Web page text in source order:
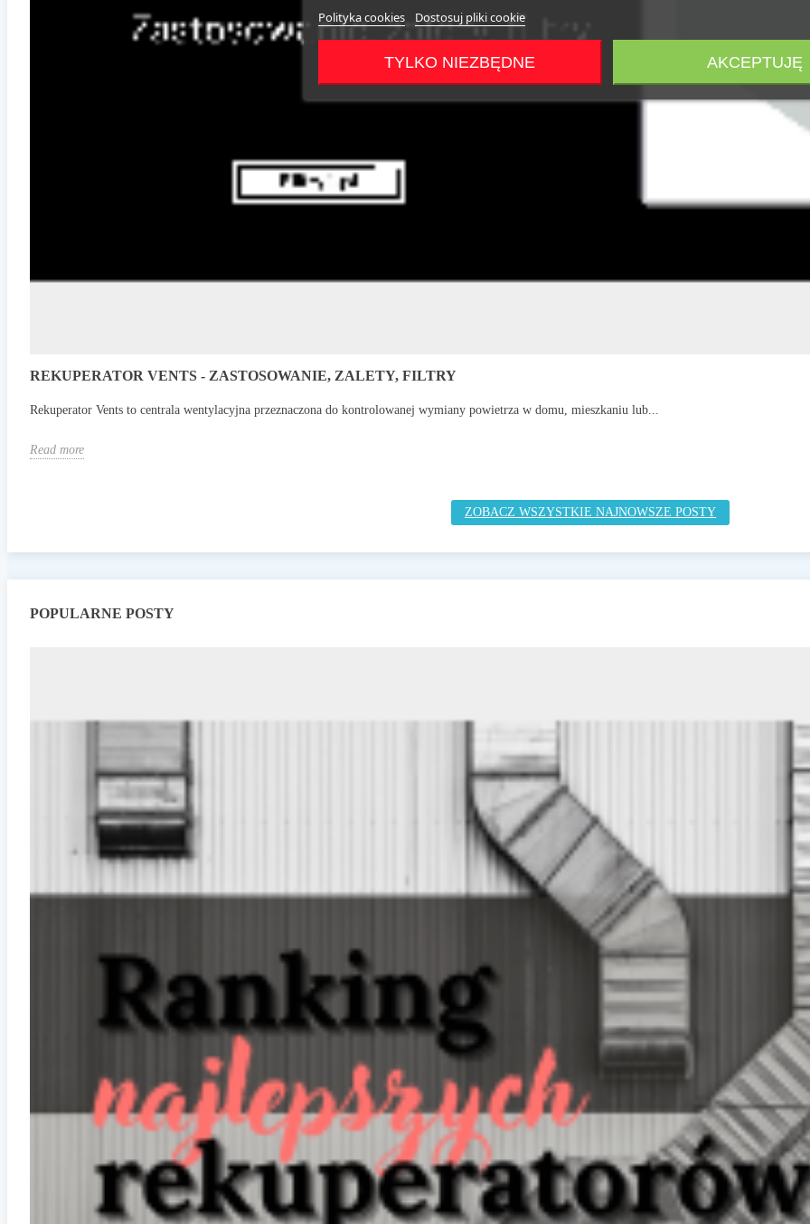
REKUPERATOR VENTS - ZASTOSOWANIE, ZALETY, FILTRY
Rekuperator Vents to centrala wentylacyjna przeznaczona do kontrolowanej wymiany powietrza w domu, mieszkaniu lub...
Read more
ZOBACZ WSZYSTKIE NAJNOWSZE POSTY
POPULARNE POSTY
Polityka cookies Dostosuj pliki cookie
TYLKO NIEZBĘDNE AKCEPTUJĘ